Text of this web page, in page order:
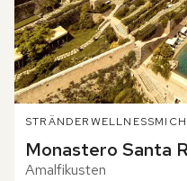
STRÄNDERWELLNESS
Monastero Santa
Amalfikusten